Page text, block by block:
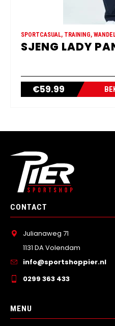
SPORTCASUAL, TRAINING,
SJENG LADY
€59.99
CONTACT
Julianaweg 71
1131 DA Volendam
info@sportshoppier.nl
0299 363 433
MENU